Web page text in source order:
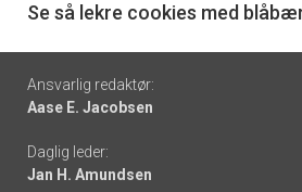
6
Se så lekre cookies med
Footer
-
links
Ansvarlig redaktør:
Aase E. Jacobsen
Daglig leder:
Jan H. Amundsen